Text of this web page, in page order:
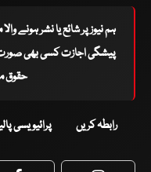
ہم نیوز پر شائع یا نشر ہونے
پیشگی اجازت کسی بھی صورت
حقوق
رابطہ کریں پرائیویسی